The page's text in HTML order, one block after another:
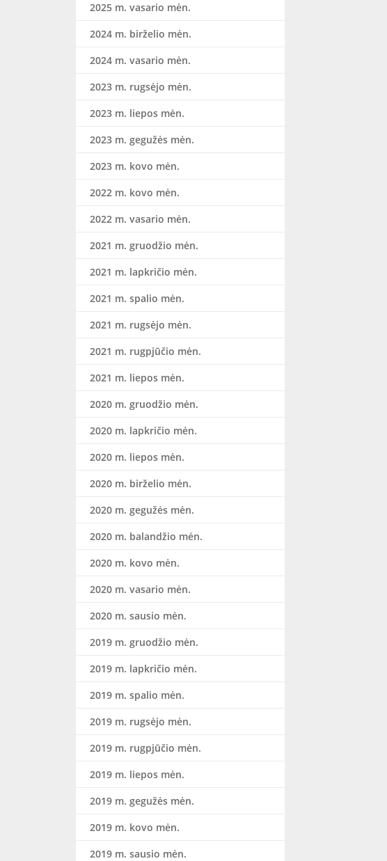
2025 m. vasario mėn.
2024 m. birželio mėn.
2024 m. vasario mėn.
2023 m. rugsėjo mėn.
2023 m. liepos mėn.
2023 m. gegužės mėn.
2023 m. kovo mėn.
2022 m. kovo mėn.
2022 m. vasario mėn.
2021 m. gruodžio mėn.
2021 m. lapkričio mėn.
2021 m. spalio mėn.
2021 m. rugsėjo mėn.
2021 m. rugpjūčio mėn.
2021 m. liepos mėn.
2020 m. gruodžio mėn.
2020 m. lapkričio mėn.
2020 m. liepos mėn.
2020 m. birželio mėn.
2020 m. gegužės mėn.
2020 m. balandžio mėn.
2020 m. kovo mėn.
2020 m. vasario mėn.
2020 m. sausio mėn.
2019 m. gruodžio mėn.
2019 m. lapkričio mėn.
2019 m. spalio mėn.
2019 m. rugsėjo mėn.
2019 m. rugpjūčio mėn.
2019 m. liepos mėn.
2019 m. gegužės mėn.
2019 m. kovo mėn.
2019 m. sausio mėn.